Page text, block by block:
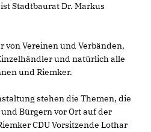
Stadtbaurat Dr. Markus
von Vereinen und Verbänden,
und natürlich alle
und Riemker.
stehen die Themen, die
Bürgern vor Ort auf der
CDU Vorsitzende Lothar